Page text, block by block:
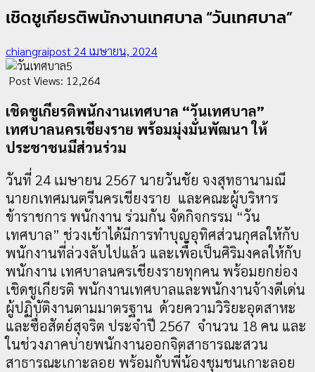
เชิดชูเกียรติพนักงานเทศบาล “วันเทศบาล”
chiangraipost24 เมษายน, 2024
Post Views: 12,264
เชิดชูเกียรติพนักงานเทศบาล “วันเทศบาล”
เทศบาลนครเชียงราย พร้อมมุ่งมั่นพัฒนา ให้
ประชาชนมีส่วนร่วม
วันที่ 24 เมษายน 2567 นายวันชัย จงสุทธานามณี
นายกเทศมนตรีนครเชียงราย และคณะผู้บริหาร
ข้าราชการ พนักงาน ร่วมกัน จัดกิจกรรม “วัน
เทศบาล” ช่วงเช้าได้มีการทำบุญอุทิศส่วนกุศลให้กับ
พนักงานที่ล่วงลับไปแล้ว และเพื่อเป็นศิริมงคลให้กับ
พนักงาน เทศบาลนครเชียงรายทุกคน พร้อมยกย่อง
เชิดชูเกียรติ พนักงานเทศบาลและพนักงานจ้างดีเด่น
ผู้ปฏิบัติงานตามมาตรฐาน ด้วยความวิริยะอุตสาหะ
และซื่อสัตย์สุจริต ประจำปี 2567 จำนวน 18 คน และ
ในช่วงภาคบ่ายพนักงานออกจิตสาธารณะสวน
สาธารณะเกาะลอย พร้อมกับพี่น้องชุมชนเกาะลอย